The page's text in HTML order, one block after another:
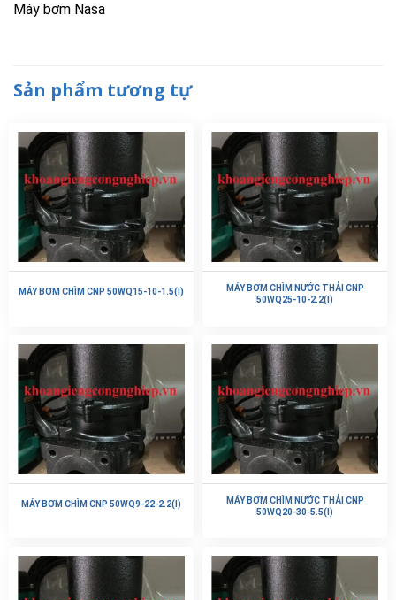
Máy bơm Nasa
Sản phẩm tương tự
MÁY BƠM CHÌM CNP 50WQ15-10-1.5(I)
MÁY BƠM CHÌM NƯỚC THẢI CNP
50WQ25-10-2.2(I)
MÁY BƠM CHÌM CNP 50WQ9-22-2.2(I)
MÁY BƠM CHÌM NƯỚC THẢI CNP
50WQ20-30-5.5(I)